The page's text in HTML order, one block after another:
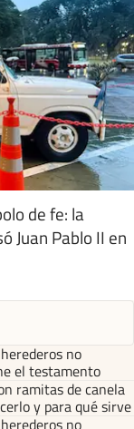
de fe: la
Juan Pablo II en
no
el testamento
ramitas de canela
y para qué sirve